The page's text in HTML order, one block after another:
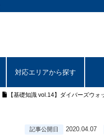
対応エリアから探す
【基礎知識 vol.14】ダイバーズウ
記事公開日 2020.04.07